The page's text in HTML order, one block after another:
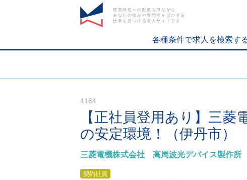
障害特性への配慮を得ながら
あなたの強みや専門性を活かせる
仕事を見つける求人サイトです
各種条件で求人を検索す
4164
【正社員登用あり】三
の安定環境！（伊丹市）
三菱電機株式会社 高周波光デバイス製作所
契約社員